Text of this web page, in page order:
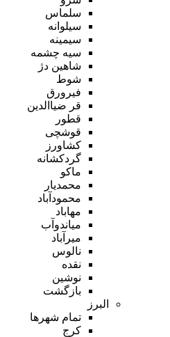
سلماس
سیلوانه
سیمینه
سیه چشمه
شاهین دژ
شوط
فیرورق
قر ضیاالدین
قطور
قوشچی
کشاورز
گردکشانه
ماکو
محمدیار
محمودآباد
مهاباد
میاندوآب
میرآباد
نالوس
نقده
نوشین
بازگشت
البرز
تمام شهر‌ها
کرج